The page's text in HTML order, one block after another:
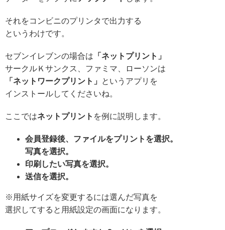
それをコンビニのプリンタで出力する
というわけです。
セブンイレブンの場合は 「ネットプリント」
サークルＫサンクス、ファミマ、ローソンは
「ネットワークプリント」
というアプリを
インストールしてくださいね。
ここではネットプリント を例に説明します。
会員登録後、ファイルをプリントを選択。
写真を選択。
印刷したい写真を選択。
送信を選択。
※用紙サイズを変更するには選んだ写真を
選択してすると用紙設定の画面になります。